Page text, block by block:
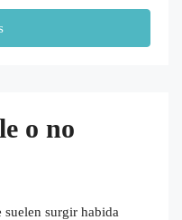
o no
suelen surgir habida